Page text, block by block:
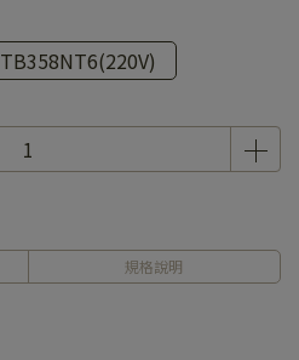
TB358NT6(220V)
規格說明